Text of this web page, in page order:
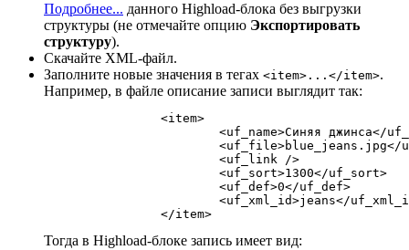
Подробнее... данного Highload-блока без выгрузки
структуры (не отмечайте опцию Экспортировать
структуру).
Скачайте XML-файл.
Заполните новые значения в тегах <item>...</item>.
Например, в файле описание записи выглядит так:
Тогда в Highload-блоке запись имеет вид: